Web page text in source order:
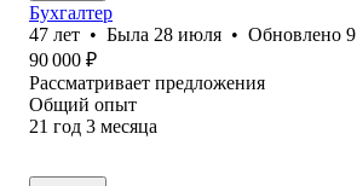
Бухгалтер
47 лет • Была 28 июля • Обновлено
90 000 ₽
Рассматривает предложения
Общий опыт
21 год 3 месяца